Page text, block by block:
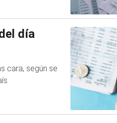
día
cara, según se